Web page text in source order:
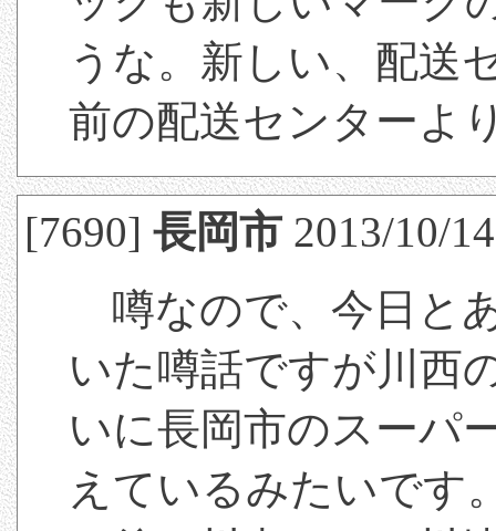
うな。新しい、配送
前の配送センターよ
[7690]長岡市 2013/10/
噂なので、今日と
いた噂話ですが川西
いに長岡市のスーパ
えているみたいです